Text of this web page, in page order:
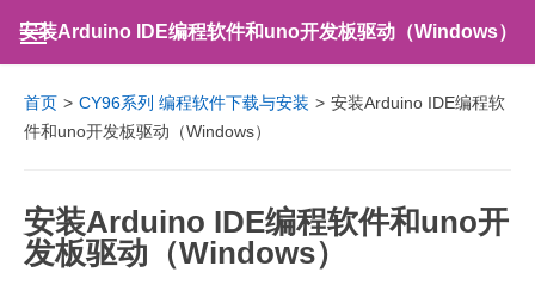
安装Arduino IDE编程软件和uno开发板驱动（Windows）
首页 > CY96系列 编程软件下载与安装 > 安装Arduino IDE编程软
件和uno开发板驱动（Windows）
安装Arduino IDE编程软件和uno开
发板驱动（Windows）